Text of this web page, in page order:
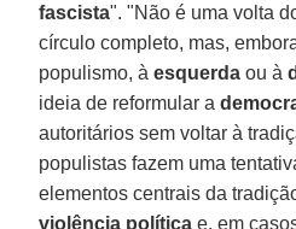
fascista". "Não é uma volta
círculo completo, mas,
populismo, àesquerda ou à
ideia de reformular a
autoritários sem voltar à
populistas fazem uma
elementos centrais da
violência política e, em